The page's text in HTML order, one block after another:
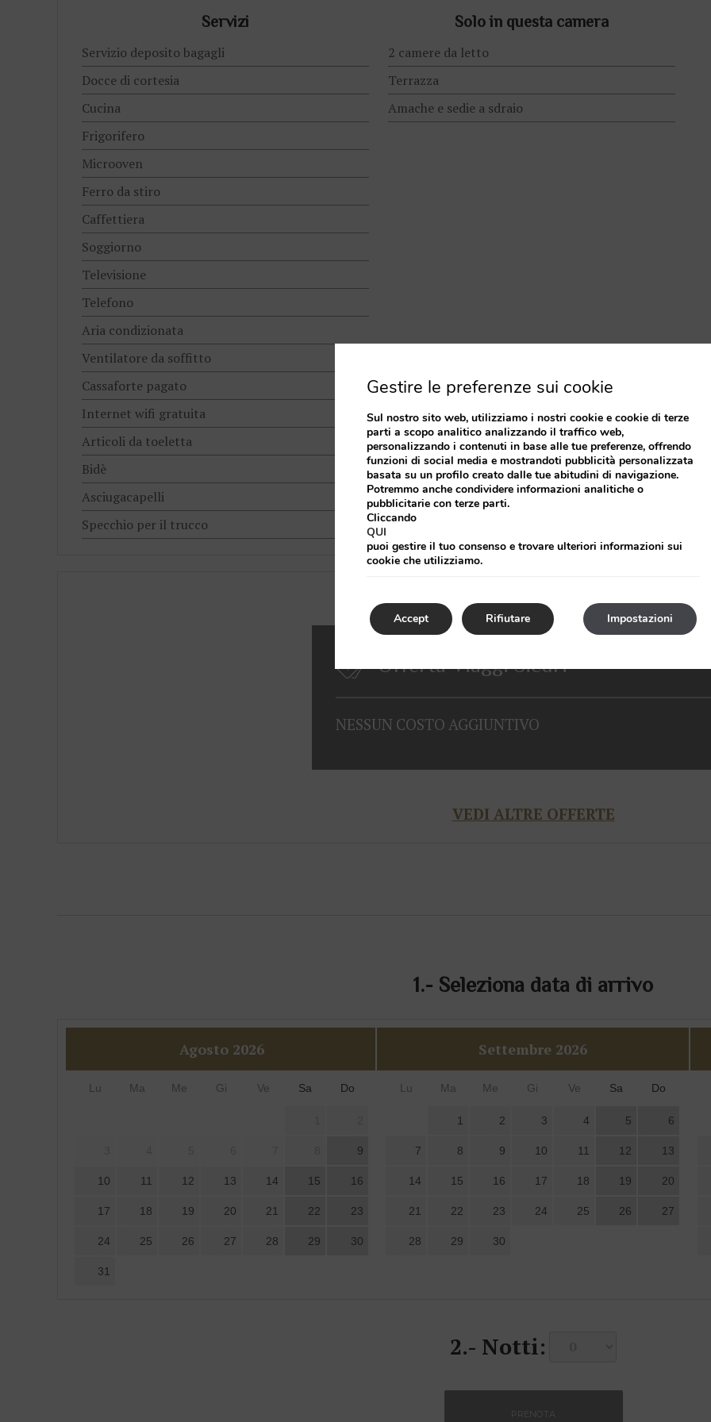
Servizi
Servizio deposito bagagli
Docce di cortesia
Cucina
Frigorifero
Microoven
Ferro da stiro
Caffettiera
Soggiorno
Televisione
Telefono
Aria condizionata
Ventilatore da soffitto
Cassaforte pagato
Internet wifi gratuita
Articoli da toeletta
Bidè
Asciugacapelli
Specchio per il trucco
Solo in questa camera
2 camere da letto
Terrazza
Amache e sedie a sdraio
Offerta Viaggi Sicuri
NESSUN COSTO AGGIUNTIVO
VEDI ALTRE OFFERTE
1.- Seleziona data di arrivo
Agosto 2026
Lu Ma Me Gi Ve Sa Do
9
10 11 12 13 14 15 16
17 18 19 20 21 22 23
24 25 26 27 28 29 30
31
Settembre 2026
Lu Ma Me Gi Ve Sa Do
1 2 3 4 5 6
7 8 9 10 11 12 13
14 15 16 17 18 19 20
21 22 23 24 25 26 27
28 29 30
2.- Notti:
Gestire le preferenze sui cookie
Sul nostro sito web, utilizziamo i nostri cookie e cookie di terze
parti a scopo analitico analizzando il traffico web,
personalizzando i contenuti in base alle tue preferenze, offrendo
funzioni di social media e mostrandoti pubblicità personalizzata
basata su un profilo creato dalle tue abitudini di navigazione.
Potremmo anche condividere informazioni analitiche o
pubblicitarie con terze parti.
Cliccando
QUI
puoi gestire il tuo consenso e trovare ulteriori informazioni sui
cookie che utilizziamo.
Accept Impostazioni
Rifiutare